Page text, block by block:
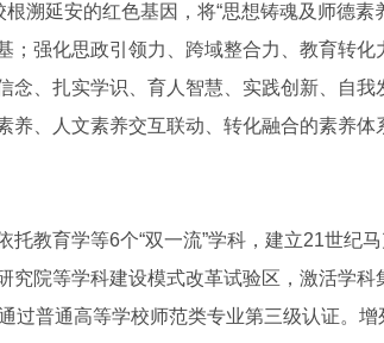
溯延安的红色基因，将“思想铸魂及师德素
；强化思政引领力、跨域整合力、教育转化
念、扎实学识、育人智慧、实践创新、自
养、人文素养交互联动、转化融合的素养体
教育学等6个“双一流”学科，建立21世纪
究院等学科建设模式改革试验区，激活学
过普通高等学校师范类专业第三级认证。